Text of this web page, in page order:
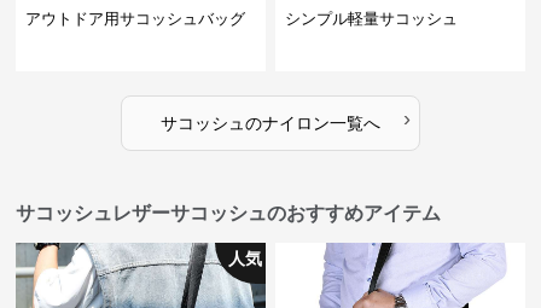
アウトドア用サコッシュバッグ シンプル軽量サコッシュ
サコッシュ のナイロン一覧へ ›
サコッシュレザーサコッシュのおすすめアイテム
人気